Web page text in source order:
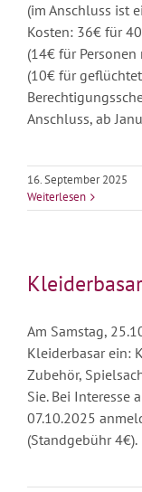
(im Anschluss ist
Kosten: 36€ für
(14€ für
(10€ für
Anschluss, ab
16. September 2025
Weiterlesen
Am Samstag,
Kleiderbasar ein:
Zubehör,
Sie. Bei Interesse
07.10.2025
(Standgebühr 4€).